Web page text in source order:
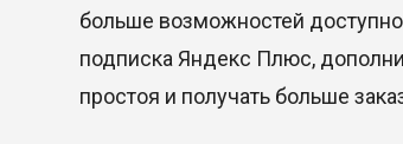
больше возможностей
подписка Яндекс Плюс,
простоя и получать больше